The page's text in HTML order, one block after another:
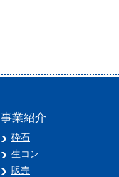
事業紹介
砕石
生コン
販売